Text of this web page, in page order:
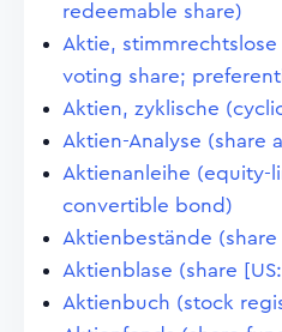
redeemable share)
Aktie,
voting share;
Aktien, zyklische
Aktien-Analyse (share
Aktienanleihe (equity-
convertible bond)
Aktienbestände
Aktienblase (share
Aktienbuch (stock